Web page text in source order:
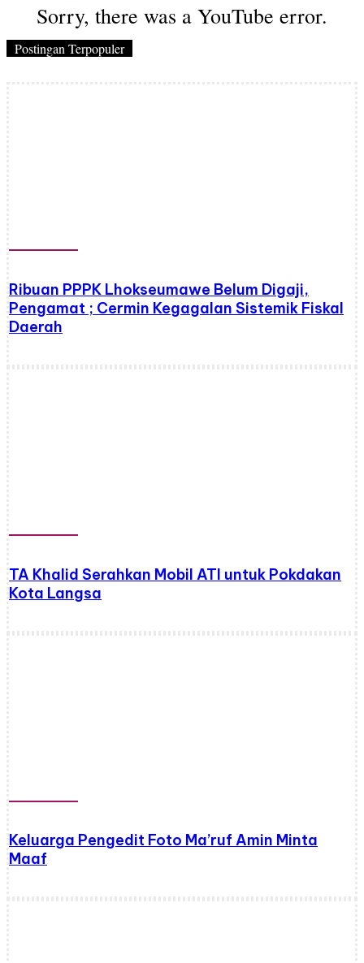
Sorry, there was a YouTube error.
Postingan Terpopuler
Ribuan PPPK Lhokseumawe Belum Digaji,
Pengamat ; Cermin Kegagalan Sistemik Fiskal
Daerah
TA Khalid Serahkan Mobil ATI untuk Pokdakan
Kota Langsa
Keluarga Pengedit Foto Ma’ruf Amin Minta
Maaf